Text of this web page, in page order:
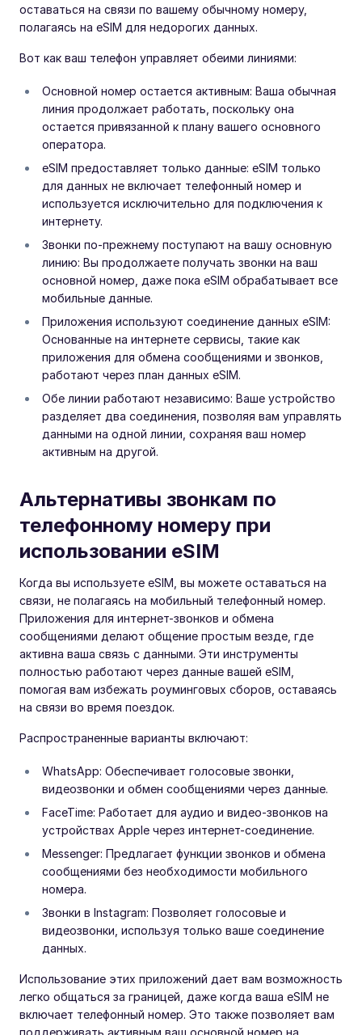
оставаться на связи по вашему обычному номеру,
полагаясь на eSIM для недорогих данных.
Вот как ваш телефон управляет обеими линиями:
Основной номер остается активным: Ваша обычная
линия продолжает работать, поскольку она
остается привязанной к плану вашего основного
оператора.
eSIM предоставляет только данные: eSIM только
для данных не включает телефонный номер и
используется исключительно для подключения к
интернету.
Звонки по-прежнему поступают на вашу основную
линию: Вы продолжаете получать звонки на ваш
основной номер, даже пока eSIM обрабатывает все
мобильные данные.
Приложения используют соединение данных eSIM:
Основанные на интернете сервисы, такие как
приложения для обмена сообщениями и звонков,
работают через план данных eSIM.
Обе линии работают независимо: Ваше устройство
разделяет два соединения, позволяя вам управлять
данными на одной линии, сохраняя ваш номер
активным на другой.
Альтернативы звонкам по
телефонному номеру при
использовании eSIM
Когда вы используете eSIM, вы можете оставаться на
связи, не полагаясь на мобильный телефонный номер.
Приложения для интернет-звонков и обмена
сообщениями делают общение простым везде, где
активна ваша связь с данными. Эти инструменты
полностью работают через данные вашей eSIM,
помогая вам избежать роуминговых сборов, оставаясь
на связи во время поездок.
Распространенные варианты включают:
WhatsApp: Обеспечивает голосовые звонки,
видеозвонки и обмен сообщениями через данные.
FaceTime: Работает для аудио и видео-звонков на
устройствах Apple через интернет-соединение.
Messenger: Предлагает функции звонков и обмена
сообщениями без необходимости мобильного
номера.
Звонки в Instagram: Позволяет голосовые и
видеозвонки, используя только ваше соединение
данных.
Использование этих приложений дает вам возможность
легко общаться за границей, даже когда ваша eSIM не
включает телефонный номер. Это также позволяет вам
поддерживать активным ваш основной номер на